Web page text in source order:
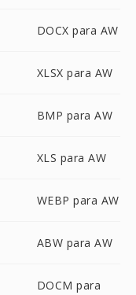
DOCX para AW
XLSX para AW
BMP para AW
XLS para AW
WEBP para AW
ABW para AW
DOCM para